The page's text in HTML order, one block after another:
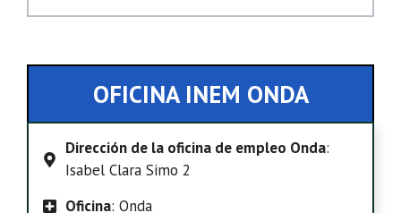
OFICINA INEM ONDA
Dirección de la oficina de empleo Onda:
Isabel Clara Simo 2
Oficina: Onda